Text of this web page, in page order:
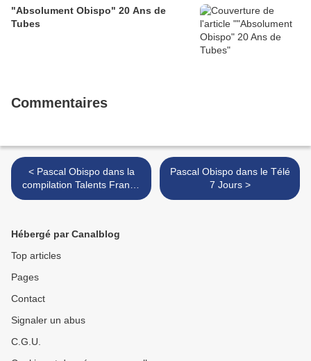
"Absolument Obispo" 20 Ans de
Tubes
Commentaires
< Pascal Obispo dans la
compilation Talents France
Bleu
Pascal Obispo dans le Télé
7 Jours >
Hébergé par Canalblog
Top articles
Pages
Contact
Signaler un abus
C.G.U.